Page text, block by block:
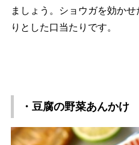
ましょう。ショウガを効か
りとした口当たりです。
・豆腐の野菜あんかけ